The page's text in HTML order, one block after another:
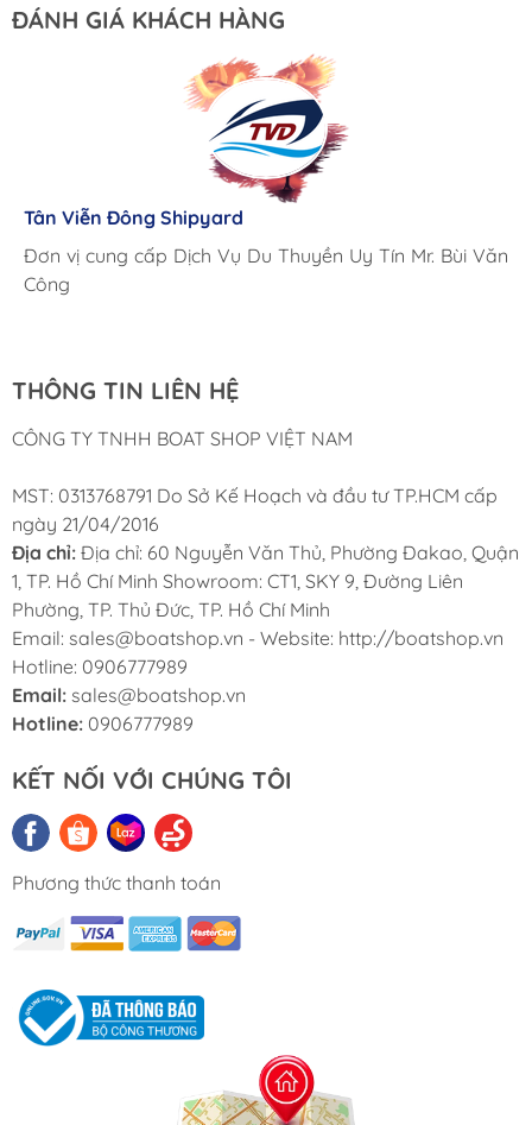
ĐÁNH GIÁ KHÁCH HÀNG
Tân Viễn Đông Shipyard
Đơn vị cung cấp Dịch Vụ Du Thuyền Uy Tín Mr. Bùi Văn
Công
Cung ứng sản phẩm nhanh chóng chuyên nghiệp
Chúng tôi có thể mua những sản phẩm tốt ngay tại Việt
Giá cả hợp lý, giao hàng nhanh chóng
THÔNG TIN LIÊN HỆ
CÔNG TY TNHH BOAT SHOP VIỆT NAM
MST: 0313768791 Do Sở Kế Hoạch và đầu tư TP.HCM cấp
ngày 21/04/2016
Địa chỉ: Địa chỉ: 60 Nguyễn Văn Thủ, Phường Đakao, Quận
1, TP. Hồ Chí Minh Showroom: CT1, SKY 9, Đường Liên
Phường, TP. Thủ Đức, TP. Hồ Chí Minh
Email: sales@boatshop.vn - Website: http://boatshop.vn
Hotline: 0906777989
Email: sales@boatshop.vn
Hotline: 0906777989
KẾT NỐI VỚI CHÚNG TÔI
Phương thức thanh toán